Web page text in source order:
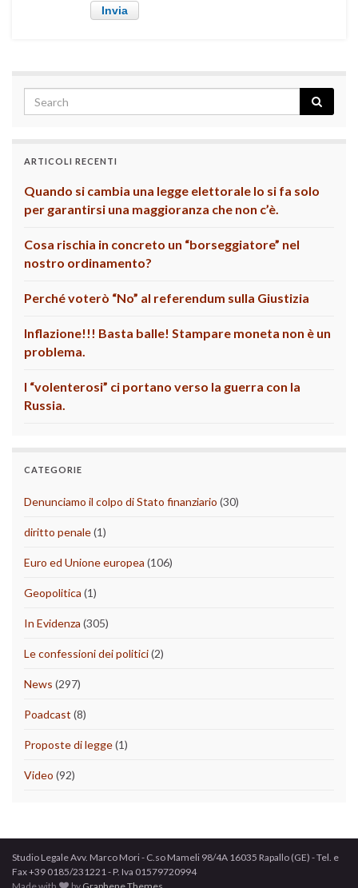
ARTICOLI RECENTI
Quando si cambia una legge elettorale lo si fa solo
per garantirsi una maggioranza che non c’è.
Cosa rischia in concreto un “borseggiatore” nel
nostro ordinamento?
Perché voterò “No” al referendum sulla Giustizia
Inflazione!!! Basta balle! Stampare moneta non è un
problema.
I “volenterosi” ci portano verso la guerra con la
Russia.
CATEGORIE
Denunciamo il colpo di Stato finanziario (30)
diritto penale(1)
Euro ed Unione europea (106)
Geopolitica (1)
In Evidenza (305)
Le confessioni dei politici(2)
News (297)
Poadcast (8)
Proposte di legge(1)
Video (92)
Studio Legale Avv. Marco Mori - C.so Mameli 98/4A 16035 Rapallo (GE) - Tel. e
Fax +39 0185/231221 - P. Iva 01579720994